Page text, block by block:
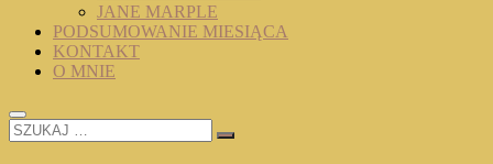
JANE MARPLE
PODSUMOWANIE MIESIĄCA
KONTAKT
O MNIE
SZUKAJ
…